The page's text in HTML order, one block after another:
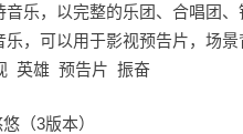
乐，以完整的乐团、合唱团
，可以用于影视预告片，场
英雄 预告片 振奋
（3版本）